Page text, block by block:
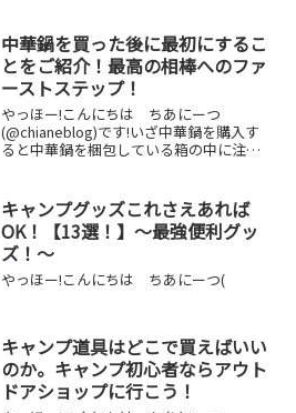
やとキャンプ場を選んでいたのですが、
2or3回ほ...
中華鍋を買った後に最初にするこ
とをご紹介！最高の相棒へのファ
ーストステップ！
やっほー!こんにちは ちあにーつ
(@chianeblog)です!いざ中華鍋を購入す
ると中華鍋を梱包している箱の中に注意
ど、実際どうすればいいのかわからない
って方は多いと思...
キャンプグッズこれさえあれば
OK！【13選！】～最強便利グッ
ズ！～
やっほー!こんにちは ちあにーつ(
キャンプ道具はどこで買えばいい
のか。キャンプ初心者ならアウト
ドアショップに行こう！